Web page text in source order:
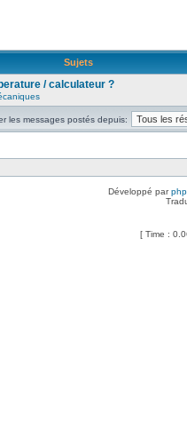
Sujets
/ calculateur ?
les messages postés depuis:
Développé par
[ Time :